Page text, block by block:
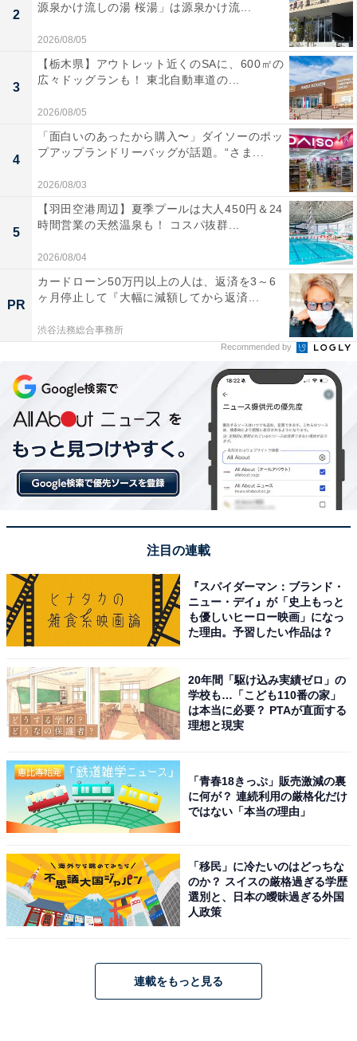
2
源泉かけ流しの湯 桜湯」は源泉かけ流...
2026/08/05
3
【栃木県】アウトレット近くのSAに、600㎡の
広々ドッグランも！ 東北自動車道の...
2026/08/05
4
「面白いのあったから購入〜」ダイソーのポッ
プアップランドリーバッグが話題。“さま...
2026/08/03
5
【羽田空港周辺】夏季プールは大人450円＆24
時間営業の天然温泉も！ コスパ抜群...
2026/08/04
PR
カードローン50万円以上の人は、返済を3～6
ヶ月停止して『大幅に減額してから返済...
渋谷法務総合事務所
Recommended by
注目の連載
『スパイダーマン：ブランド・
ニュー・デイ』が「史上もっと
も優しいヒーロー映画」になっ
た理由。予習したい作品は？
20年間「駆け込み実績ゼロ」の
学校も…「こども110番の家」
は本当に必要？ PTAが直面する
理想と現実
「青春18きっぷ」販売激減の裏
に何が？ 連続利用の厳格化だけ
ではない「本当の理由」
「移民」に冷たいのはどっちな
のか？ スイスの厳格過ぎる学歴
選別と、日本の曖昧過ぎる外国
人政策
連載をもっと見る